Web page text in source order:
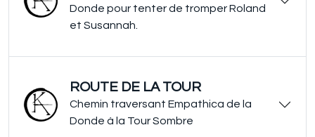
Donde pour tenter de tromper Roland
et Susannah.
ROUTE DE LA TOUR
Chemin traversant Empathica de la
Donde à la Tour Sombre